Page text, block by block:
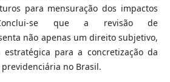
para mensuração dos impactos
Conclui-se que a revisão de
não apenas um direito subjetivo,
para a concretização da
no Brasil.